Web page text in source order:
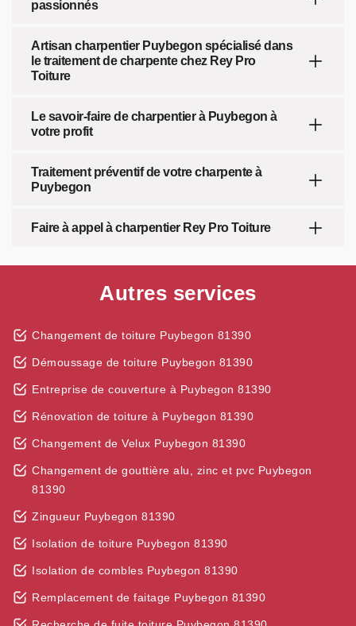
passionnés
Artisan charpentier Puybegon spécialisé dans
le traitement de charpente chez Rey Pro
Toiture
Le savoir-faire de charpentier à Puybegon à
votre profit
Traitement préventif de votre charpente à
Puybegon
Faire à appel à charpentier Rey Pro Toiture
Autres services
Changement de toiture Puybegon 81390
Démoussage de toiture Puybegon 81390
Entreprise de couverture à Puybegon 81390
Rénovation de toiture à Puybegon 81390
Changement de Velux Puybegon 81390
Changement de gouttière alu, zinc et pvc Puybegon
81390
Zingueur Puybegon 81390
Isolation de toiture Puybegon 81390
Isolation de combles Puybegon 81390
Remplacement de faitage Puybegon 81390